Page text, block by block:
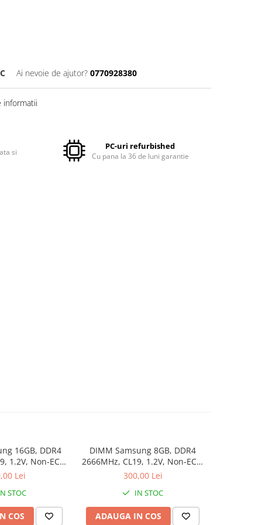
Ai nevoie de ajutor? 0770928380
informatii
si
PC-uri refurbished
Cu pana la 36 de luni garantie
16GB, DDR4
1.2V, Non-ECC,
Lei
STOC
COS
DIMM Samsung 8GB, DDR4
2666MHz, CL19, 1.2V, Non-ECC,
bulk
300,00 Lei
IN STOC
ADAUGA IN COS